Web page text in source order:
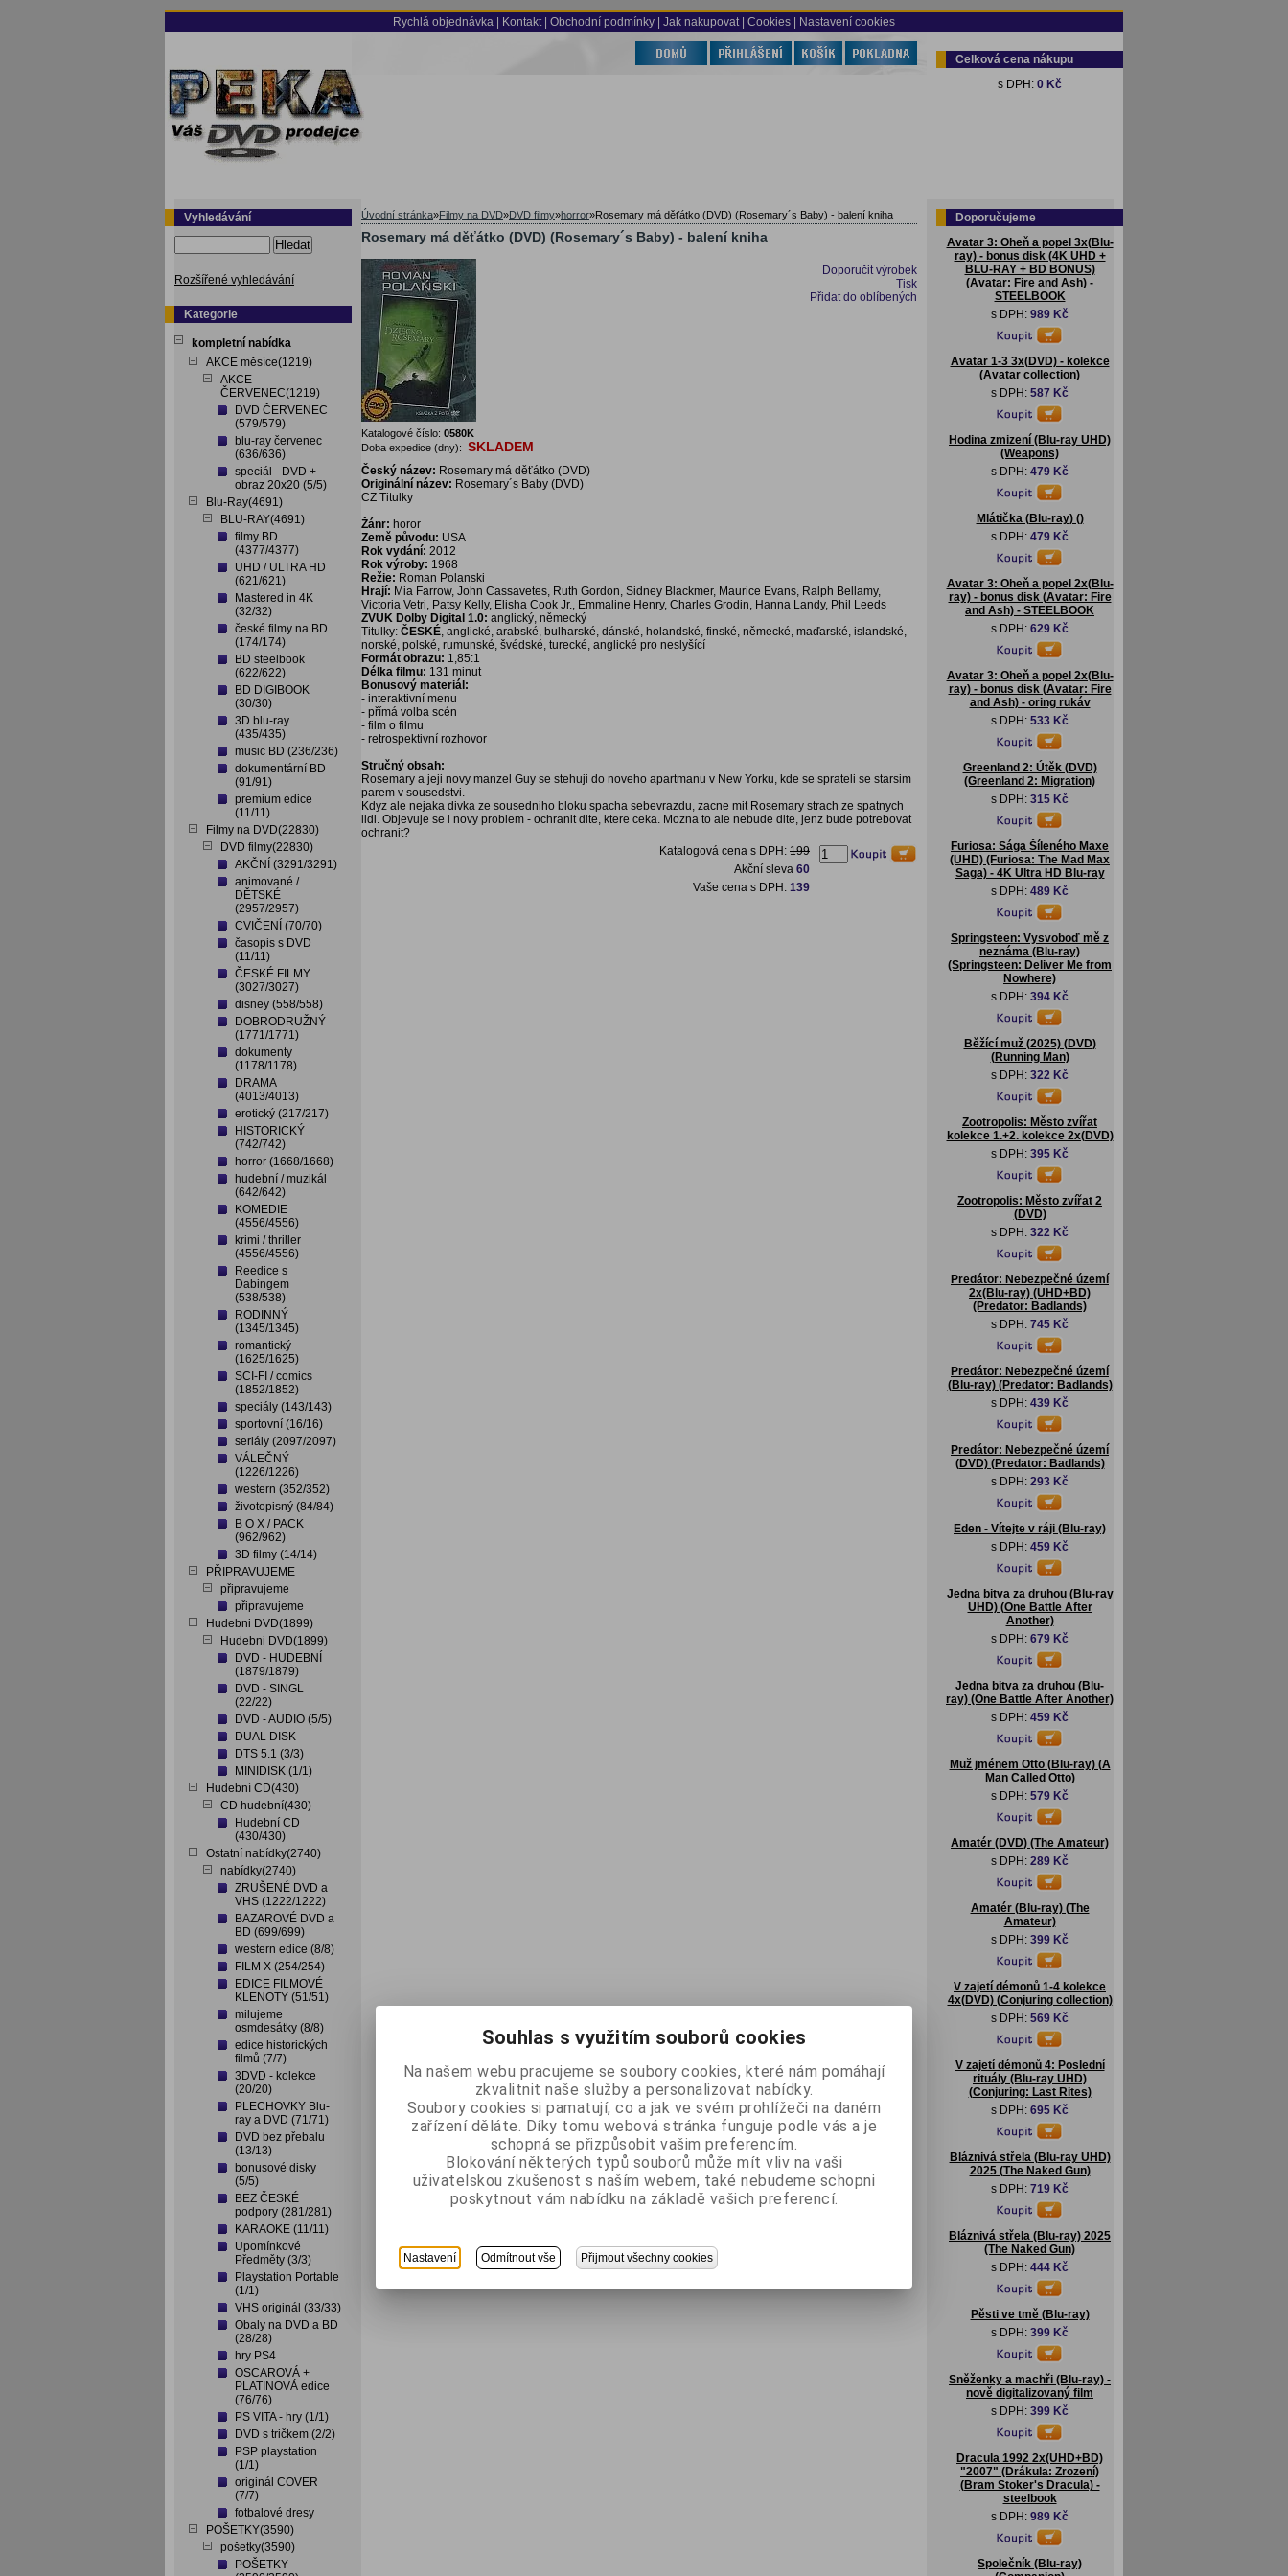
Rychlá objednávka Kontakt Obchodní podmínky Jak nakupovat | Cookies | Nastavení cookies
Celková cena nákupu
s DPH: 0 Kč
Vyhledávání
Hledat
Rozšířené vyhledávání
Kategorie
kompletní nabídka
AKCE měsíce(1219)
AKCE
ČERVENEC(1219)
DVD ČERVENEC
(579/579)
blu-ray červenec
(636/636)
speciál - DVD +
obraz 20x20 (5/5)
Blu-Ray(4691)
BLU-RAY(4691)
filmy BD
(4377/4377)
UHD / ULTRA HD
(621/621)
Mastered in 4K
(32/32)
české filmy na BD
(174/174)
BD steelbook
(622/622)
BD DIGIBOOK
(30/30)
3D blu-ray
(435/435)
music BD (236/236)
dokumentární BD
(91/91)
premium edice
(11/11)
Filmy na DVD(22830)
DVD filmy(22830)
AKČNÍ (3291/3291)
animované /
DĚTSKÉ
(2957/2957)
CVIČENÍ (70/70)
časopis s DVD
(11/11)
ČESKÉ FILMY
(3027/3027)
disney (558/558)
DOBRODRUŽNÝ
(1771/1771)
dokumenty
(1178/1178)
DRAMA
(4013/4013)
erotický (217/217)
HISTORICKÝ
(742/742)
horror (1668/1668)
hudební / muzikál
(642/642)
KOMEDIE
(4556/4556)
krimi / thriller
(4556/4556)
Reedice s
Dabingem
(538/538)
RODINNÝ
(1345/1345)
romantický
(1625/1625)
SCI-FI / comics
(1852/1852)
speciály (143/143)
sportovní (16/16)
seriály (2097/2097)
VÁLEČNÝ
(1226/1226)
western (352/352)
životopisný (84/84)
B O X / PACK
(962/962)
3D filmy (14/14)
PŘIPRAVUJEME
připravujeme
připravujeme
Hudebni DVD(1899)
Hudebni DVD(1899)
DVD - HUDEBNÍ
(1879/1879)
DVD - SINGL
(22/22)
DVD - AUDIO (5/5)
DUAL DISK
DTS 5.1 (3/3)
MINIDISK (1/1)
Hudební CD(430)
CD hudební(430)
Hudební CD
(430/430)
Ostatní nabídky(2740)
nabídky(2740)
ZRUŠENÉ DVD a
VHS (1222/1222)
BAZAROVÉ DVD a
BD (699/699)
western edice (8/8)
FILM X (254/254)
EDICE FILMOVÉ
KLENOTY (51/51)
milujeme
osmdesátky (8/8)
edice historických
filmů (7/7)
3DVD - kolekce
(20/20)
PLECHOVKY Blu-
ray a DVD (71/71)
DVD bez přebalu
(13/13)
bonusové disky
(5/5)
BEZ ČESKÉ
podpory (281/281)
KARAOKE (11/11)
Upomínkové
Předměty (3/3)
Playstation Portable
(1/1)
VHS originál (33/33)
Obaly na DVD a BD
(28/28)
hry PS4
OSCAROVÁ +
PLATINOVÁ edice
(76/76)
PS VITA - hry (1/1)
DVD s tričkem (2/2)
PSP playstation
(1/1)
originál COVER
(7/7)
fotbalové dresy
POŠETKY(3590)
pošetky(3590)
POŠETKY
Úvodní stránka»Filmy na DVD»DVD filmy»horror»Rosemary má děťátko (DVD) (Rosemary´s Baby) - balení kniha
Rosemary má děťátko (DVD) (Rosemary´s Baby) - balení kniha
Doporučit výrobek
Tisk
Přidat do oblíbených
Katalogové číslo: 0580K
Doba expedice (dny): SKLADEM
Český název: Rosemary má děťátko (DVD)
Originální název: Rosemary´s Baby (DVD)
CZ Titulky
Žánr: horor
Země původu: USA
Rok vydání: 2012
Rok výroby: 1968
Režie: Roman Polanski
Hrají: Mia Farrow, John Cassavetes, Ruth Gordon, Sidney Blackmer, Maurice Evans, Ralph Bellamy,
Victoria Vetri, Patsy Kelly, Elisha Cook Jr., Emmaline Henry, Charles Grodin, Hanna Landy, Phil Leeds
ZVUK Dolby Digital 1.0: anglický, německý
Titulky: ČESKÉ, anglické, arabské, bulharské, dánské, holandské, finské, německé, maďarské, islandské,
norské, polské, rumunské, švédské, turecké, anglické pro neslyšící
Formát obrazu: 1,85:1
Délka filmu: 131 minut
Bonusový materiál:
- interaktivní menu
- přímá volba scén
- film o filmu
- retrospektivní rozhovor
Stručný obsah:
Rosemary a jeji novy manzel Guy se stehuji do noveho apartmanu v New Yorku, kde se sprateli se starsim
parem v sousedstvi.
Kdyz ale nejaka divka ze sousedniho bloku spacha sebevrazdu, zacne mit Rosemary strach ze spatnych
lidi. Objevuje se i novy problem - ochranit dite, ktere ceka. Mozna to ale nebude dite, jenz bude potrebovat
ochranit?
Katalogová cena s DPH: 199
Akční sleva 60
Vaše cena s DPH: 139
Doporučujeme
Avatar 3: Oheň a popel 3x(Blu-
ray) - bonus disk (4K UHD +
BLU-RAY + BD BONUS)
(Avatar: Fire and Ash) -
STEELBOOK
s DPH: 989 Kč
Avatar 1-3 3x(DVD) - kolekce
(Avatar collection)
s DPH: 587 Kč
Hodina zmizení (Blu-ray UHD)
(Weapons)
s DPH: 479 Kč
Mlátička (Blu-ray) ()
s DPH: 479 Kč
Avatar 3: Oheň a popel 2x(Blu-
ray) - bonus disk (Avatar: Fire
and Ash) - STEELBOOK
s DPH: 629 Kč
Avatar 3: Oheň a popel 2x(Blu-
ray) - bonus disk (Avatar: Fire
and Ash) - oring rukáv
s DPH: 533 Kč
Greenland 2: Útěk (DVD)
(Greenland 2: Migration)
s DPH: 315 Kč
Furiosa: Sága Šíleného Maxe
(UHD) (Furiosa: The Mad Max
Saga) - 4K Ultra HD Blu-ray
s DPH: 489 Kč
Springsteen: Vysvoboď mě z
neznáma (Blu-ray)
(Springsteen: Deliver Me from
Nowhere)
s DPH: 394 Kč
Běžící muž (2025) (DVD)
(Running Man)
s DPH: 322 Kč
Zootropolis: Město zvířat
kolekce 1.+2. kolekce 2x(DVD)
s DPH: 395 Kč
Zootropolis: Město zvířat 2
(DVD)
s DPH: 322 Kč
Predátor: Nebezpečné území
2x(Blu-ray) (UHD+BD)
(Predator: Badlands)
s DPH: 745 Kč
Predátor: Nebezpečné území
(Blu-ray) (Predator: Badlands)
s DPH: 439 Kč
Predátor: Nebezpečné území
(DVD) (Predator: Badlands)
s DPH: 293 Kč
Eden - Vítejte v ráji (Blu-ray)
s DPH: 459 Kč
Jedna bitva za druhou (Blu-ray
UHD) (One Battle After
Another)
s DPH: 679 Kč
Jedna bitva za druhou (Blu-
ray) (One Battle After Another)
s DPH: 459 Kč
Muž jménem Otto (Blu-ray) (A
Man Called Otto)
s DPH: 579 Kč
Amatér (DVD) (The Amateur)
s DPH: 289 Kč
Amatér (Blu-ray) (The
Amateur)
s DPH: 399 Kč
V zajetí démonů 1-4 kolekce
4x(DVD) (Conjuring collection)
s DPH: 569 Kč
V zajetí démonů 4: Poslední
rituály (Blu-ray UHD)
(Conjuring: Last Rites)
s DPH: 695 Kč
Bláznivá střela (Blu-ray UHD)
2025 (The Naked Gun)
s DPH: 719 Kč
Bláznivá střela (Blu-ray) 2025
(The Naked Gun)
s DPH: 444 Kč
Pěsti ve tmě (Blu-ray)
s DPH: 399 Kč
Sněženky a machři (Blu-ray) -
nově digitalizovaný film
s DPH: 399 Kč
Dracula 1992 2x(UHD+BD)
"2007" (Drákula: Zrození)
(Bram Stoker's Dracula) -
steelbook
s DPH: 989 Kč
Společník (Blu-ray)
Souhlas s využitím souborů cookies
Na našem webu pracujeme se soubory cookies, které nám pomáhají
zkvalitnit naše služby a personalizovat nabídky.
Soubory cookies si pamatují, co a jak ve svém prohlížeči na daném
zařízení děláte. Díky tomu webová stránka funguje podle vás a je
schopná se přizpůsobit vašim preferencím.
Blokování některých typů souborů může mít vliv na vaši
uživatelskou zkušenost s naším webem, také nebudeme schopni
poskytnout vám nabídku na základě vašich preferencí.
Nastavení Odmítnout vše Přijmout všechny cookies